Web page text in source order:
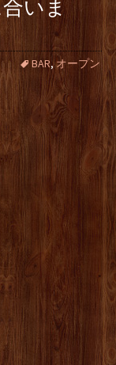
いま
BAR,オープン